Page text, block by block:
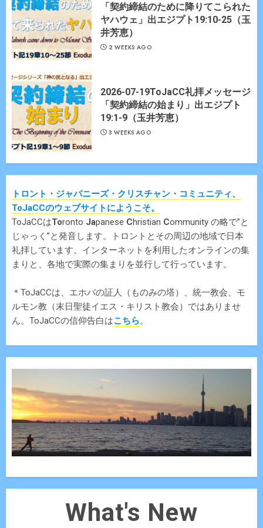
「契約締結のために降りてこられた
ヤハウェ」出エジプト19:10-25（玉
井芳恵）
2 WEEKS AGO
2026-07-19ToJaCC礼拝メッセージ
「契約締結の始まり」出エジプト
19:1-9（玉井芳恵）
3 WEEKS AGO
トロント・ジャパニーズ・クリスチャン・コミュニティ、
ToJaCCのウェブサイトにようこそ。
ToJaCCはToronto Japanese Christian Community の略で”と
じゃっく”と発音します。トロントとその周辺の地域で日本
礼拝しています。インターネットを利用したオンラインの集
まりと、各地で実際の集まりを並行して行っています。
＊ToJaCCは、エホバの証人（ものみの塔）、統一教会、モ
ルモン教（末日聖徒イエス・キリスト教会）ではありませ
ん。ToJaCCの信仰告白はこちら。
What's New